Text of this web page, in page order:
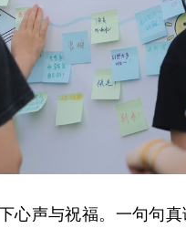
心声与祝福。一句句